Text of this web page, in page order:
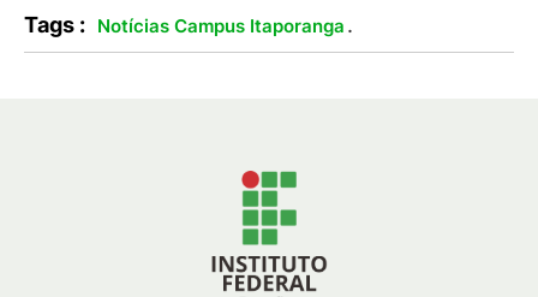
Tags : Notícias Campus Itaporanga .